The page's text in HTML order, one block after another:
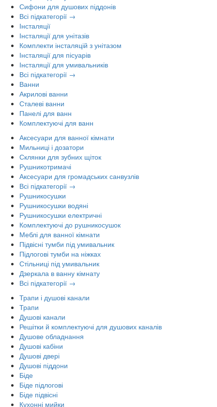
Сифони для душових піддонів
Всі підкатегорії →
Інсталяції
Інсталяції для унітазів
Комплекти інсталяцій з унітазом
Інсталяції для пісуарів
Інсталяції для умивальників
Всі підкатегорії →
Ванни
Акрилові ванни
Сталеві ванни
Панелі для ванн
Комплектуючі для ванн
Аксесуари для ванної кімнати
Мильниці і дозатори
Склянки для зубних щіток
Рушникотримачі
Аксесуари для громадських санвузлів
Всі підкатегорії →
Рушникосушки
Рушникосушки водяні
Рушникосушки електричні
Комплектуючі до рушникосушок
Меблі для ванної кімнати
Підвісні тумби під умивальник
Підлогові тумби на ніжках
Стільниці під умивальник
Дзеркала в ванну кімнату
Всі підкатегорії →
Трапи і душові канали
Трапи
Душові канали
Решітки й комплектуючі для душових каналів
Душове обладнання
Душові кабіни
Душові двері
Душові піддони
Біде
Біде підлогові
Біде підвісні
Кухонні мийки